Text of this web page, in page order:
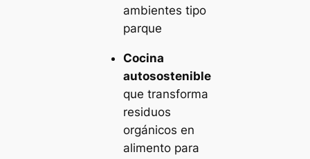
ambientes tipo
parque
Cocina
autosostenible
que transforma
residuos
orgánicos en
alimento para